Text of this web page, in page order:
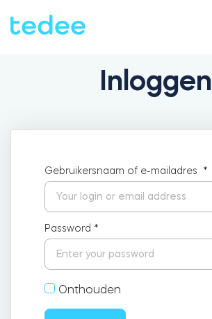
HOE HET WERKT?
Verhuur
Bedrijf
Tedee GO
Tedee GO2
SHOP
Inloggen
Gebruikersnaam of e-mailadres *
Password *
Onthouden